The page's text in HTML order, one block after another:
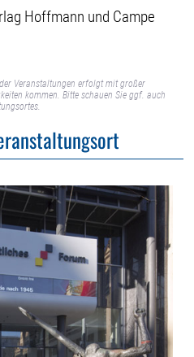
Hoffmann und Campe
Veranstaltungen erfolgt mit großer
kommen. Bitte schauen Sie ggf. auch